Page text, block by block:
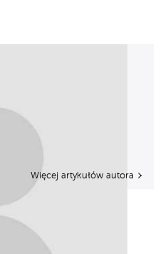
Więcej artykułów autora